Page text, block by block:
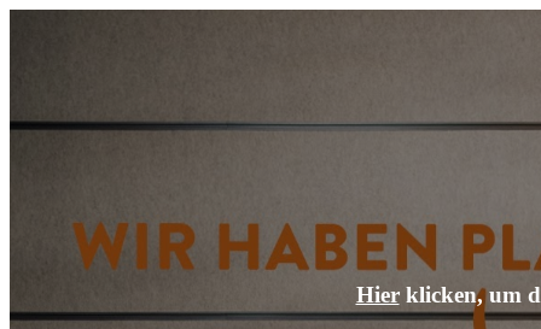
Hierklicken, um